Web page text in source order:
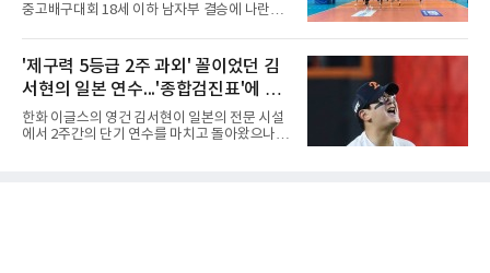
자만 놓고 보면 KBO가 유난히 혹사 구조라고 말
비교하기 어려울 정도로 폭염이 길어지고 강해
지고 있다. 여기에 장마, 이
중고배구대회 18세 이하 남자부 결승에 나란히
하부고는 5일 충북 제천실내체육관에서 열린 대
회 남자 18세 이하부 준결승에서 남성고를 세트
스코어 3-1(25-17, 17-25, 25-21, 25-17)로 꺾
고 결승행 티켓을 따냈다. 인하부고는 높은 공격
성공률을 앞세워 경기 주도권을 잡으며 승리를
거뒀다.수성고도 준결승에서 속초고를 상대로
안정된 조직력을 바탕으로 3-1(25-23, 25-16,
'제구력 5등급 2주 과외' 꼴이었던 김
서현의 일본 연수...'종합검진표'에 불
과
한화 이글스의 영건 김서현이 일본의 전문 시설
에서 2주간의 단기 연수를 마치고 돌아왔으나,